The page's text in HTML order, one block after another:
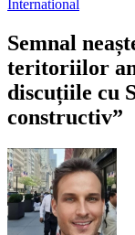
International
Semnal
teritoriilor
discuțiile cu
constructiv”